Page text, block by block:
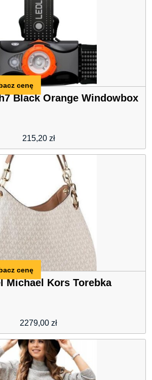
Black Orange Windowbox
215,20 zł
cenę
Michael Kors Torebka
2279,00 zł
cenę